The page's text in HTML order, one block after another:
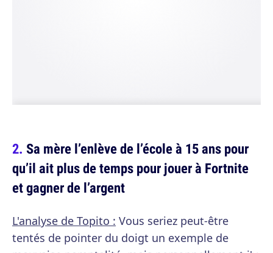
Sa mère l’enlève de l’école à 15 ans pour
qu’il ait plus de temps pour jouer à Fortnite
et gagner de l’argent
L'analyse de Topito : Vous seriez peut-être
tentés de pointer du doigt un exemple de